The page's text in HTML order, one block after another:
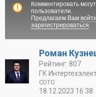
Комментировать
пользователи.
Предлагаем Вам войти
зарегистрироваться.
Роман
Рейтинг: 807
ГК
CDTO
18.12.2023 16:38